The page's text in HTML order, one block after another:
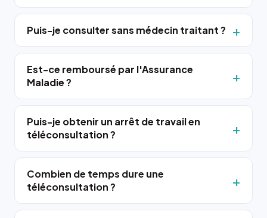
Puis-je consulter sans médecin traitant ?
Est-ce remboursé par l'Assurance
Maladie ?
Puis-je obtenir un arrêt de travail en
téléconsultation ?
Combien de temps dure une
téléconsultation ?